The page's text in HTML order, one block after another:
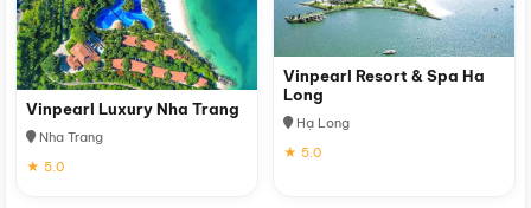
Vinpearl Luxury Nha Trang
Nha Trang
★ 5.0
Vinpearl Resort & Spa Ha
Long
Hạ Long
★ 5.0